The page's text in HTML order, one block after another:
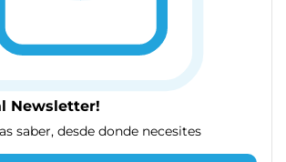
Newsletter!
saber, desde donde necesites